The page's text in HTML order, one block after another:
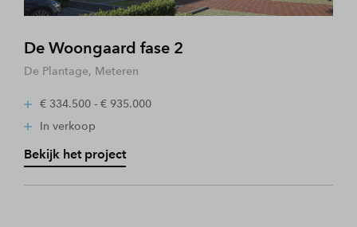
De Woongaard fase 2
De Plantage, Meteren
€ 334.500 - € 935.000
In verkoop
Bekijk het project